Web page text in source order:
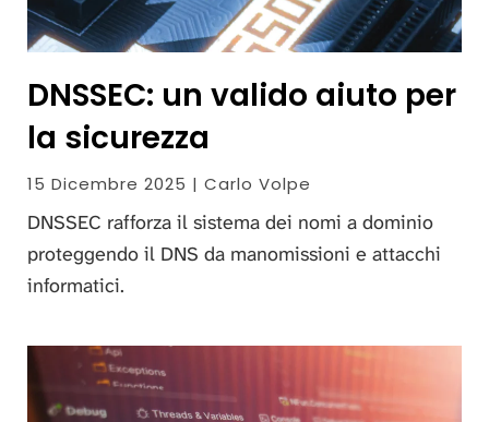
DNSSEC: un valido aiuto per
la sicurezza
15 Dicembre 2025 | Carlo Volpe
DNSSEC rafforza il sistema dei nomi a dominio
proteggendo il DNS da manomissioni e attacchi
informatici.